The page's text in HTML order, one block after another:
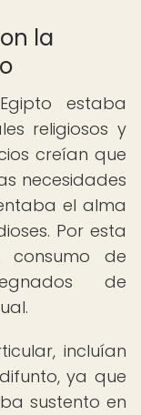
la
estaba
religiosos y
creían que
necesidades
el alma
Por esta
de
de
incluían
ya que
sustento en